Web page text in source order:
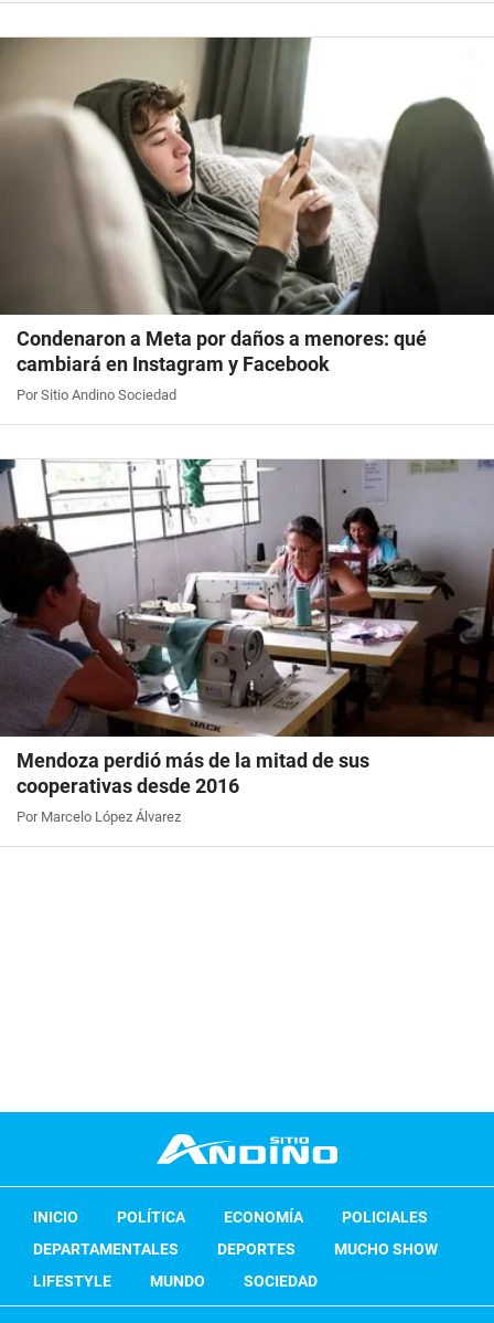
Condenaron a Meta por daños a menores: qué
cambiará en Instagram y Facebook
Por Sitio Andino Sociedad
Mendoza perdió más de la mitad de sus
cooperativas desde 2016
Por Marcelo López Álvarez
INICIO POLÍTICA ECONOMÍA
POLICIALES
DEPARTAMENTALES
DEPORTES
MUCHO SHOW
LIFESTYLE
MUNDO SOCIEDAD